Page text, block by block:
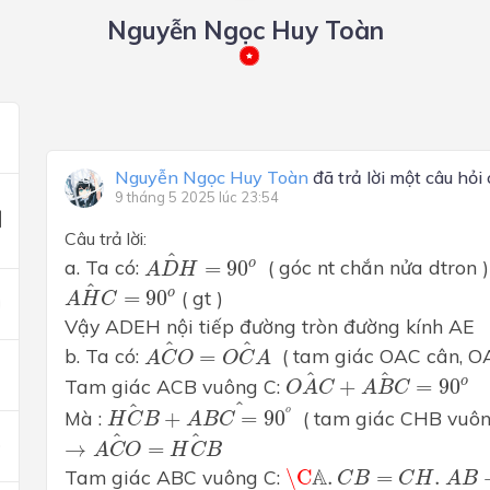
Nguyễn Ngọc Huy Toàn
Nguyễn Ngọc Huy Toàn đã trả lời một câu hỏi
9 tháng 5 2025 lúc 23:54
Câu trả lời:
a. Ta có: ^
ADH = 90o
A D o
  ( góc nt chắn nửa dtron )
^
AH C = 90o
A HC ^=90o
( gt )
Vậy ADEH nội tiếp đường tròn đường kính AE
b. Ta có:
^
ACO = ^
OCA
A CO^=O CA^
( tam giác OAC cân,
Tam giác ACB vuông C:
^
OAC + ^
ABC = 90o
OAC ^+A BC ^=90o
Mà : ^
H CB + ^
ABC = 90o
HCB ^ +A B C=90 o^
( tam giác CHB
→ ^
ACO = ^
H CB
→A CO^= H CB^
Tam giác ABC vuông C: \CA. CB = CH . AB
\CA B= AB →CH